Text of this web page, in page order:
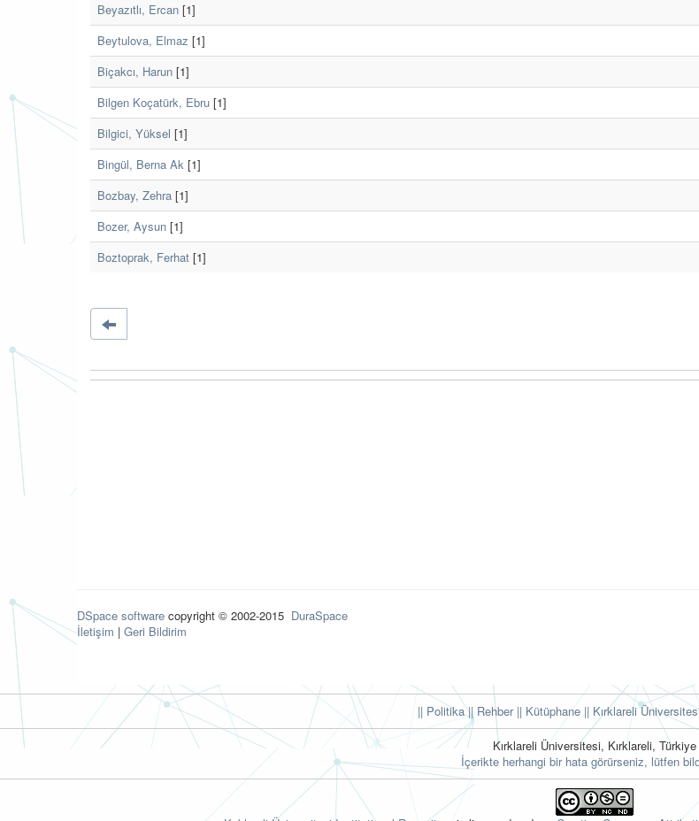
Beyazıtlı, Ercan [1]
Beytulova, Elmaz [1]
Biçakcı, Harun [1]
Bilgen Koçatürk, Ebru [1]
Bilgici, Yüksel [1]
Bingül, Berna Ak [1]
Bozbay, Zehra [1]
Bozer, Aysun [1]
Boztoprak, Ferhat [1]
DSpace software copyright © 2002-2015 DuraSpace
İletişim | Geri Bildirim
|| Politika|| Rehber|| Kütüphane || Kırklareli
Kırklareli Üniversitesi, Kırklareli, Türkiye
İçerikte herhangi bir hata görürseniz, lütfen